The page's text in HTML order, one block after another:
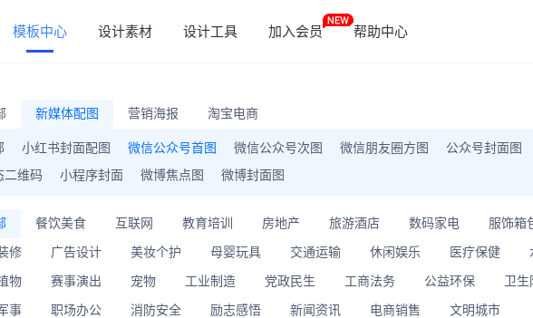
模板中心 设计素材 设计工具 加入会员 帮助中心
新媒体配图 营销海报 淘宝电商
小红书封面配图 微信公众号首图 微信公众号次图 微信朋友圈方图 公众号封面图
二维码
小程序封面 微博焦点图 微博封面图
餐饮美食 互联网 教育培训 房地产 旅游酒店 数码家电 服饰箱
修 广告设计 美妆个护 母婴玩具 交通运输 休闲娱乐 医疗保健
物 赛事演出 宠物 工业制造 党政民生 工商法务 公益环保 卫
事 职场办公 消防安全 励志感悟 新闻资讯 电商销售 文明城市